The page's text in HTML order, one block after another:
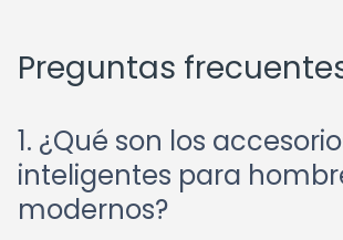
Preguntas
1. ¿Qué son los
inteligentes para
modernos?